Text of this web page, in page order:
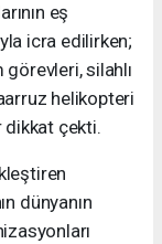
eş
icra edilirken;
silahlı
helikopteri
dikkat çekti.
dünyanın